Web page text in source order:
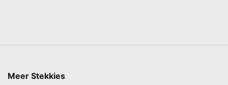
Meer Stekkies